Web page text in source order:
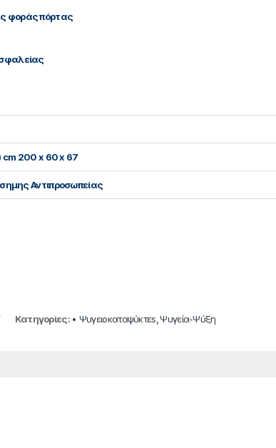
φοράς πόρτας
cm 200 x 60 x 67
Αντιπροσωπείας
Κατηγορίες: • Ψυγειοκαταψύκτεs,Ψυγεία-Ψύξη